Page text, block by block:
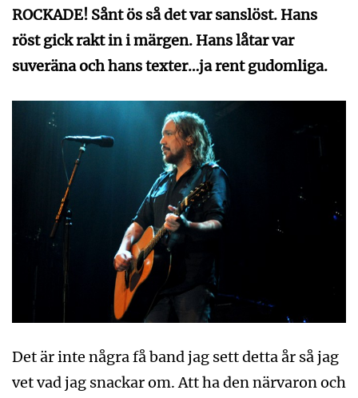
ROCKADE! Sånt ös så det var sanslöst. Hans
röst gick rakt in i märgen. Hans låtar var
suveräna och hans texter…ja rent gudomliga.
Det är inte några få band jag sett detta år så jag
vet vad jag snackar om. Att ha den närvaron och